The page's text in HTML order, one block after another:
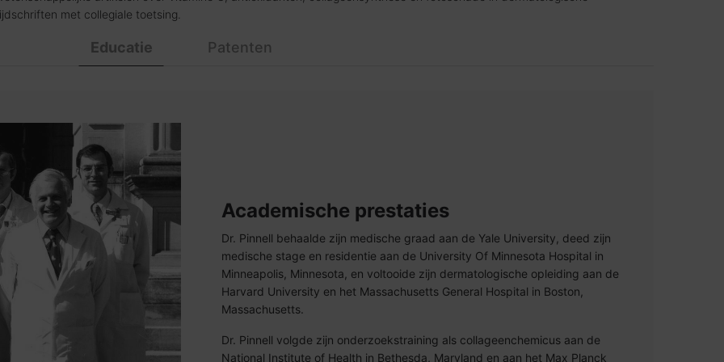
met collegiale toetsing.
Educatie Patenten
Academische prestaties
Dr. Pinnell behaalde zijn medische graad aan de Yale University, deed zijn
medische stage en residentie aan de University Of Minnesota Hospital in
Minneapolis, Minnesota, en voltooide zijn dermatologische opleiding aan de
Harvard University en het Massachusetts General Hospital in Boston,
Massachusetts.
Dr. Pinnell volgde zijn onderzoekstraining als collageenchemicus aan de
National Institute of Health in Bethesda, Maryland en aan het Max Planck